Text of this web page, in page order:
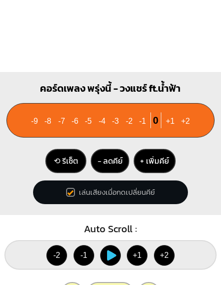
คอร์ดเพลง พรุ่งนี้ - วงแชร์ ft.น้ำฟ้า
-9 -8 -7 -6 -5 -4 -3 -2 -1 0 +1 +2
⟲ รีเซ็ต − ลดคีย์ + เพิ่มคีย์
เล่นเสียงเมื่อกดเปลี่ยนคีย์
Auto Scroll :
-2 -1 +1 +2